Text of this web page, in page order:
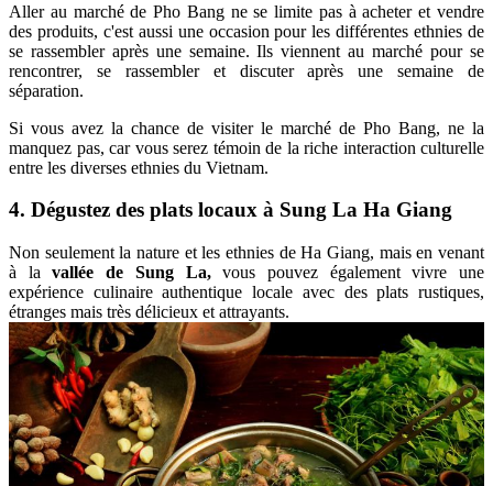
Aller au marché de Pho Bang ne se limite pas à acheter et vendre
des produits, c'est aussi une occasion pour les différentes ethnies de
se rassembler après une semaine. Ils viennent au marché pour se
rencontrer, se rassembler et discuter après une semaine de
séparation.
Si vous avez la chance de visiter le marché de Pho Bang, ne la
manquez pas, car vous serez témoin de la riche interaction culturelle
entre les diverses ethnies du Vietnam.
4. Dégustez des plats locaux à Sung La Ha Giang
Non seulement la nature et les ethnies de Ha Giang, mais en venant
à lavallée de Sung La,vous pouvez également vivre une
expérience culinaire authentique locale avec des plats rustiques,
étranges mais très délicieux et attrayants.